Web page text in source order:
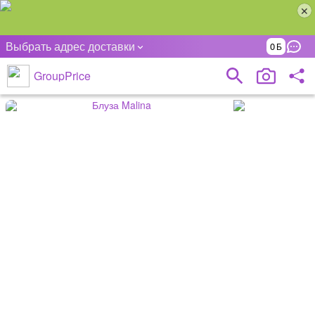
Выбрать адрес доставки 0
GroupPrice